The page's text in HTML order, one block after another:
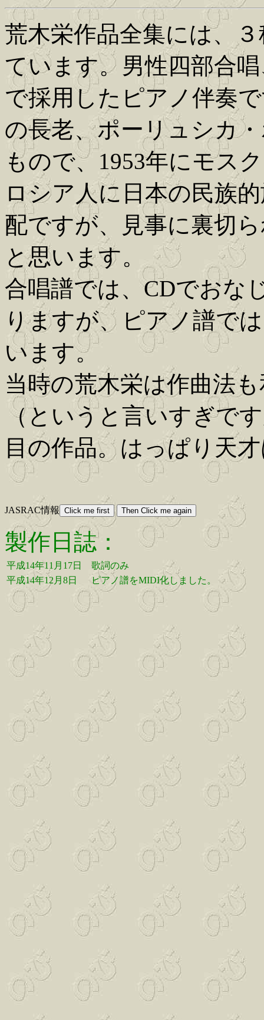
荒木栄作品全集には、
ています。男性四部合
で採用したピアノ伴奏
の長老、ポーリュシカ
もので、1953年にモス
ロシア人に日本の民族
配ですが、見事に裏切
と思います。
合唱譜では、CDでおな
りますが、ピアノ譜で
います。
当時の荒木栄は作曲法
（というと言いすぎで
目の作品。はっぱり天
JASRAC情報
製作日誌：
平成14年11月17日
歌詞のみ
平成14年12月8日
ピアノ譜をMIDI化しました。